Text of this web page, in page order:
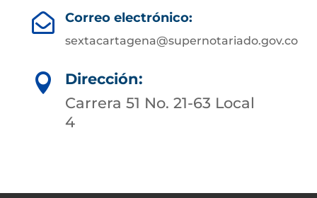
 Correo electrónico:
sextacartagena@supernotariado.gov.co

Dirección:
Carrera 51 No. 21-63 Local
4